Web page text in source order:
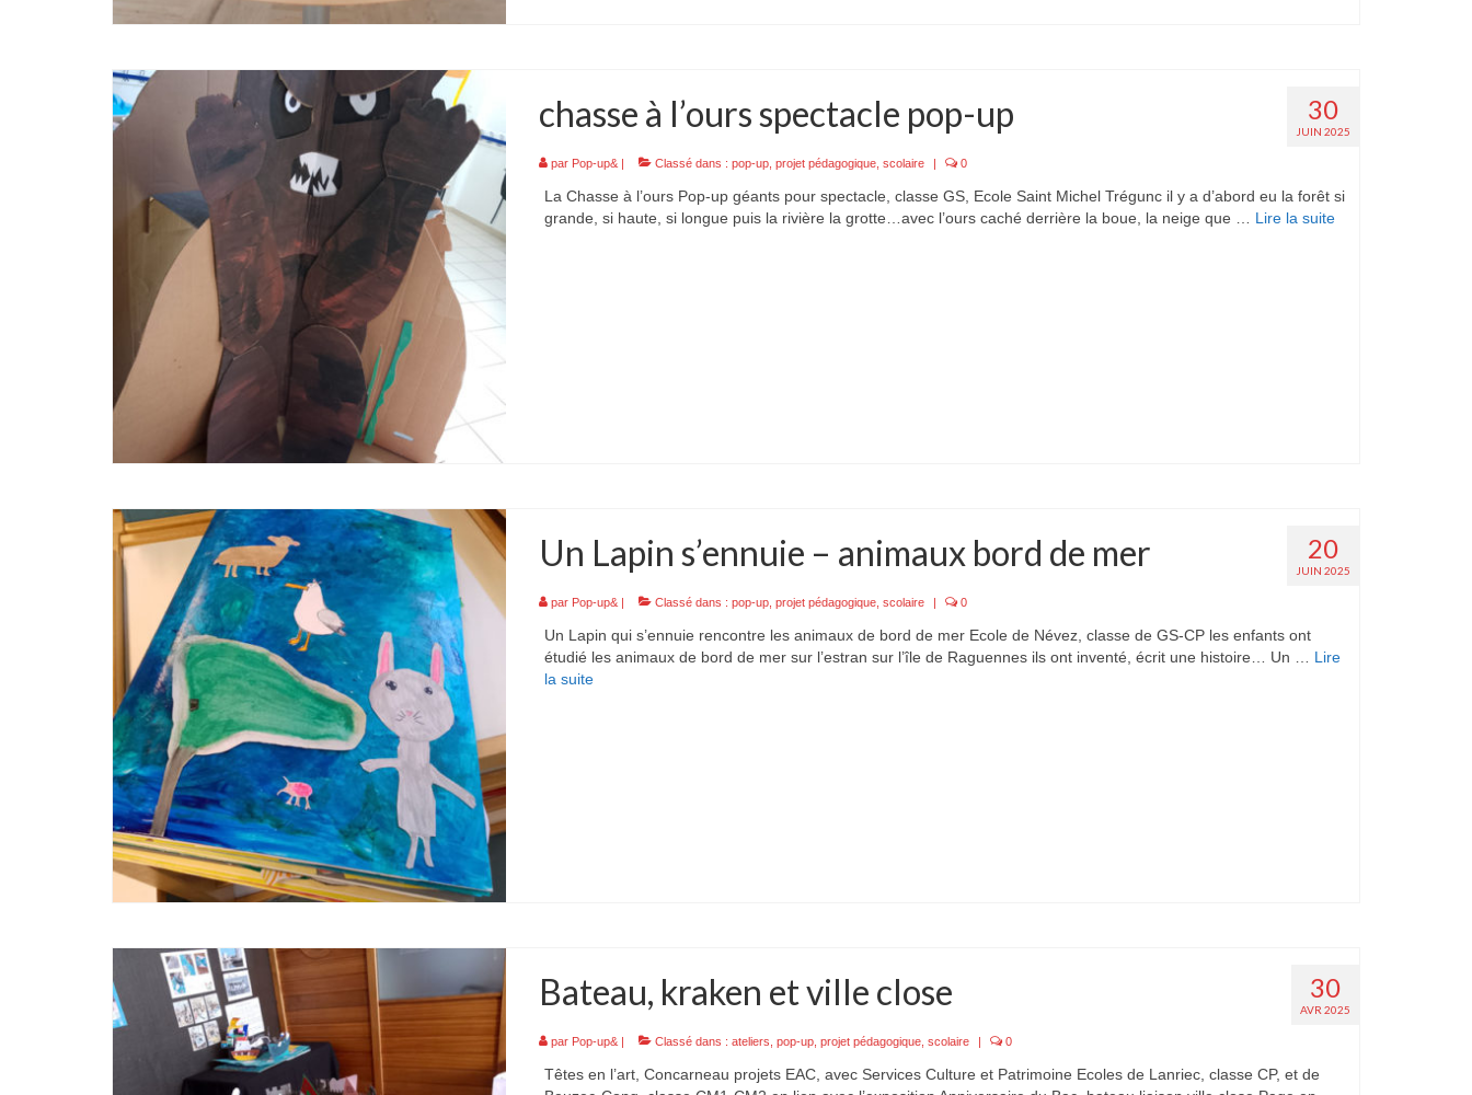
30
JUIN 2025
chasse à l’ours spectacle pop-up
par Pop-up& | Classé dans :pop-up ,projet pédagogique ,scolaire | 0
La Chasse à l’ours Pop-up géants pour spectacle, classe GS, Ecole Saint Michel Trégunc il y a d’abord eu la forêt si
grande, si haute, si longue puis la rivière la grotte…avec l’ours caché derrière la boue, la neige que … Lire la suite­­
20
JUIN 2025
Un Lapin s’ennuie – animaux bord de mer
par Pop-up& | Classé dans :pop-up ,projet pédagogique ,scolaire | 0
Un Lapin qui s’ennuie rencontre les animaux de bord de mer Ecole de Névez, classe de GS-CP les enfants ont
étudié les animaux de bord de mer sur l’estran sur l’île de Raguennes ils ont inventé, écrit une histoire… Un … Lire
la suite­­
30
AVR 2025
Bateau, kraken et ville close
par Pop-up&| Classé dans :ateliers,pop-up,projet pédagogique,scolaire 0
Têtes en l’art, Concarneau projets EAC, avec Services Culture et Patrimoine Ecoles de Lanriec, classe CP, et de